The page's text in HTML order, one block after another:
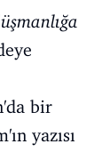
bir
yazısı